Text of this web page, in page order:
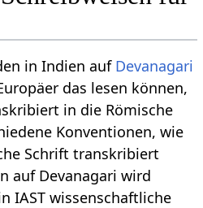
in Indien auf Devanagari
das lesen können,
in die Römische
Konventionen, wie
Schrift transkribiert
auf Devanagari wird
IAST wissenschaftliche